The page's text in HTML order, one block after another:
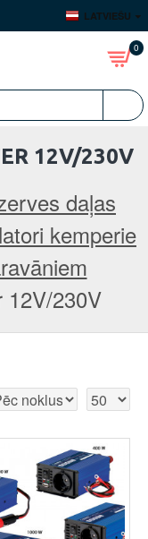
LATVIEŠU
0
daļas
kemperie
12V/230V
12V/230V